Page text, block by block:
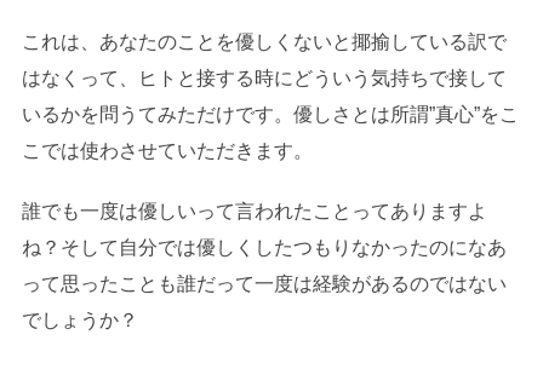
これは、あなたのことを優しくないと揶揄している訳で
はなくって、ヒトと接する時にどういう気持ちで接して
いるかを問うてみただけです。優しさとは所謂”真心”をこ
こでは使わさせていただきます。
誰でも一度は優しいって言われたことってありますよ
ね？そして自分では優しくしたつもりなかったのになあ
って思ったことも誰だって一度は経験があるのではない
でしょうか？